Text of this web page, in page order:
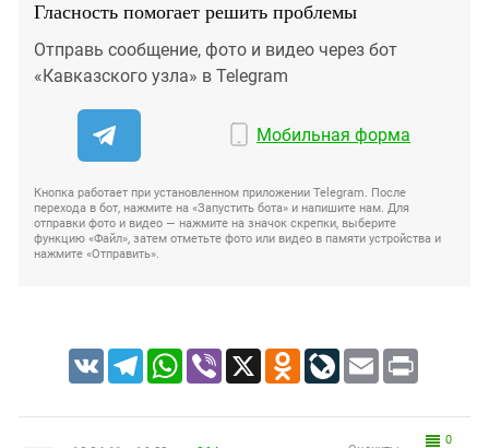
Гласность помогает решить проблемы
Отправь сообщение, фото и видео через бот
«Кавказского узла» в Telegram
Мобильная форма
Кнопка работает при установленном приложении Telegram. После
перехода в бот, нажмите на «Запустить бота» и напишите нам. Для
отправки фото и видео — нажмите на значок скрепки, выберите
функцию «Файл», затем отметьте фото или видео в памяти устройства и
нажмите «Отправить».
VK TelegramWhatsApp
Viber X Odnoklassniki
LiveJournal
Email Print
0